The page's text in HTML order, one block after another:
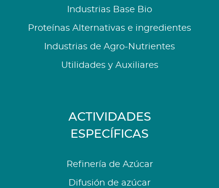
Industrias Base Bio
Proteínas Alternativas e ingredientes
Industrias de Agro-Nutrientes
Utilidades y Auxiliares
ACTIVIDADES
ESPECÍFICAS
Refinería de Azúcar
Difusión de azúcar